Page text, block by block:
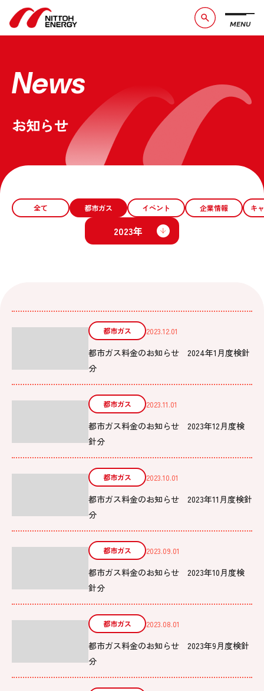
MENU
ブランドメッセージ
事業紹介
お問い合わせ
サービスサイト
News
お知らせ
全て 都市ガス イベント 企業情報 キ
2023年
都市ガス 2023.12.01
都市ガス料金のお知らせ 2024年1月度検針
分
都市ガス 2023.11.01
都市ガス料金のお知らせ 2023年12月度検
針分
都市ガス 2023.10.01
都市ガス料金のお知らせ 2023年11月度検針
分
都市ガス 2023.09.01
都市ガス料金のお知らせ 2023年10月度検
針分
都市ガス 2023.08.01
都市ガス料金のお知らせ 2023年9月度検針
分